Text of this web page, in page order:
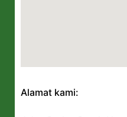
Alamat kami: